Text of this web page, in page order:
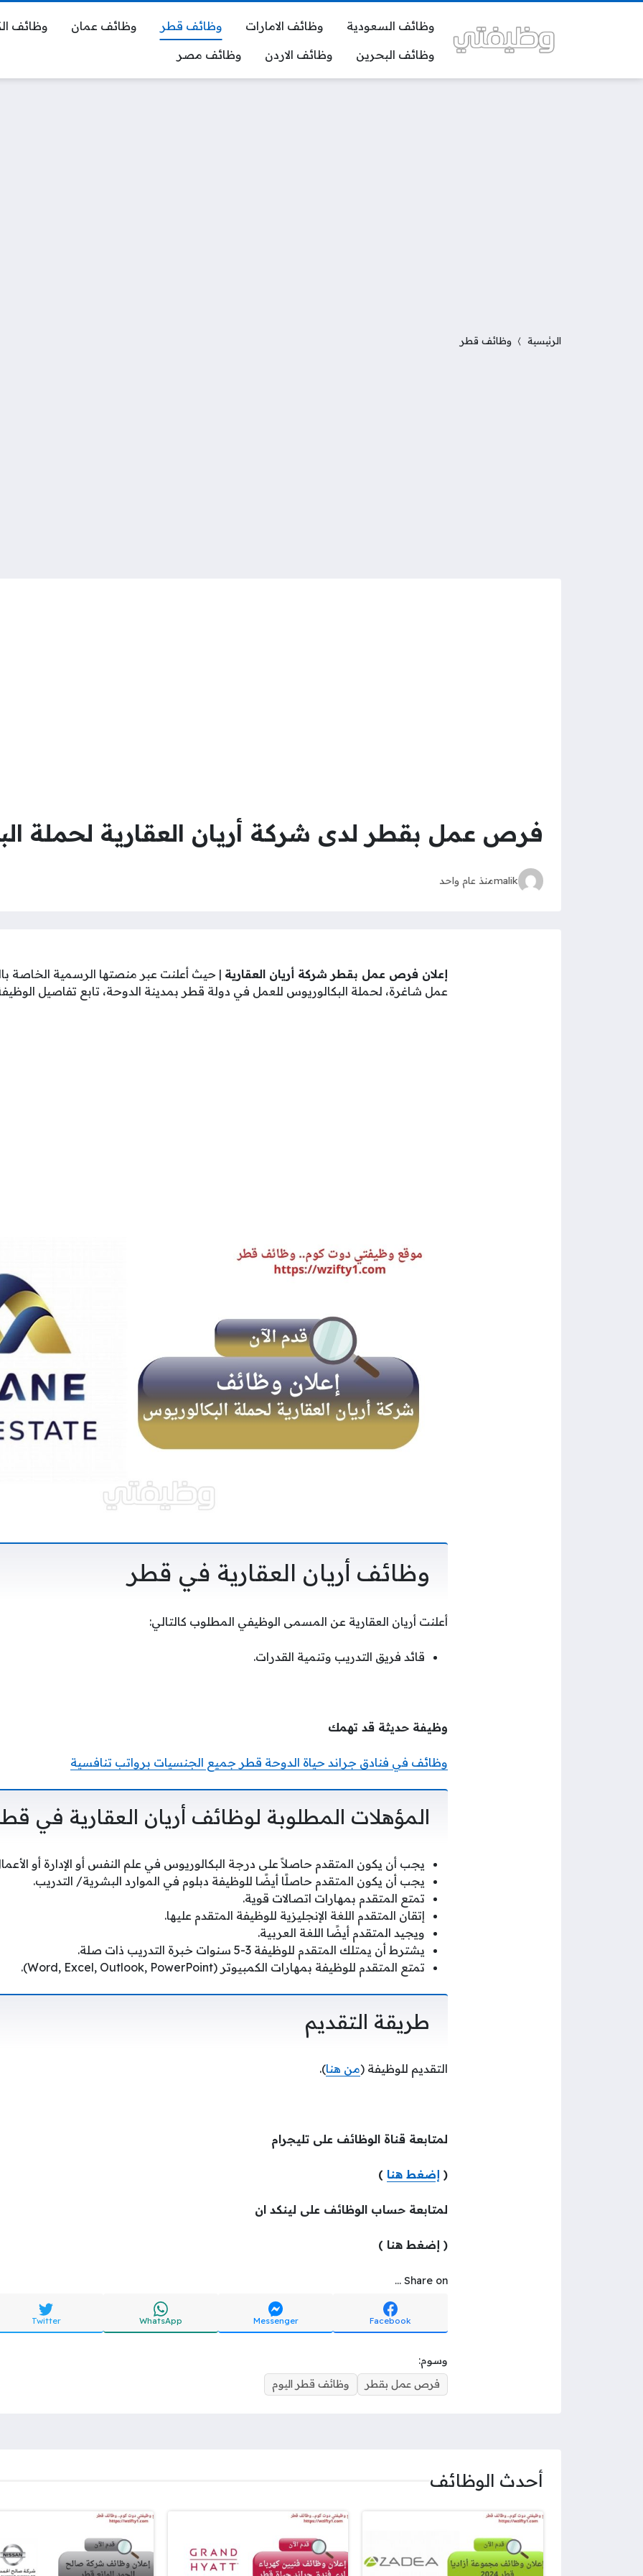
وظائف السعودية وظائف الامارات وظائف قطر وظائف عمان
وظائف
وظائف البحرين
وظائف الاردن وظائف مصر
الرئيسية وظائف قطر
فرص عمل بقطر لدى شركة أريان العقارية لحملة
malikمنذ عام واحد
إعلان فرص عمل بقطر شركة أريان العقارية | حيث أعلنت عبر منصتها الرسمية الخاصة
عمل شاغرة، لحملة البكالوريوس للعمل في دولة قطر بمدينة الدوحة، تابع تفاصيل
وظائف أريان العقارية في قطر
أعلنت أريان العقارية عن المسمى الوظيفي المطلوب كالتالي:
قائد فريق التدريب وتنمية القدرات.
وظيفة حديثة قد تهمك
وظائف في فنادق جراند حياة الدوحة قطر جميع الجنسيات برواتب تنافسية
المؤهلات المطلوبة لوظائف أريان العقارية في
يجب أن يكون المتقدم حاصلاً على درجة البكالوريوس في علم النفس أو الإدارة أو
يجب أن يكون المتقدم حاصلًا أيضًا للوظيفة دبلوم في الموارد البشرية/ التدريب.
تمتع المتقدم بمهارات اتصالات قوية.
إتقان المتقدم اللغة الإنجليزية للوظيفة المتقدم عليها.
ويجيد المتقدم أيضًا اللغة العربية.
يشترط أن يمتلك المتقدم للوظيفة 3-5 سنوات خبرة التدريب ذات صلة.
تمتع المتقدم للوظيفة بمهارات الكمبيوتر (Word, Excel, Outlook, PowerPoint).
طريقة التقديم
التقديم للوظيفة (من هنا).
لمتابعة قناة الوظائف على تليجرام
( إضغط هنا )
لمتابعة حساب الوظائف على لينكد ان
( إضغط هنا )
Share on ...
Facebook
Messenger
WhatsApp
Twitter
وسوم:
فرص عمل بقطر
وظائف قطر اليوم
أحدث الوظائف